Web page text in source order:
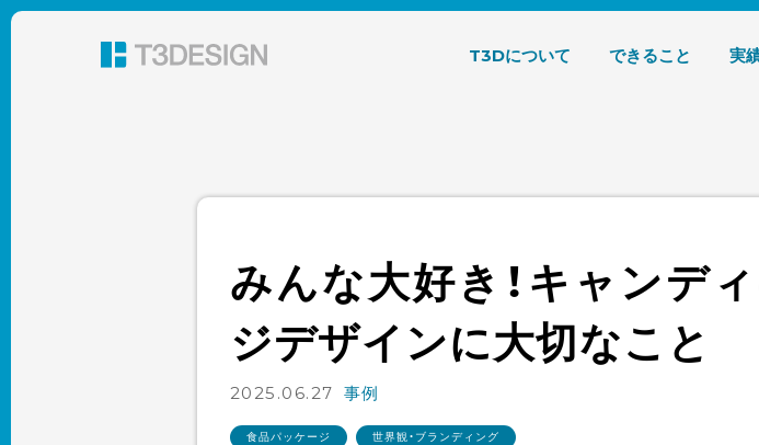
東京都渋谷のパッケージデザイン・グラフィックデザイン 株式会社T3デザイン
T3Dについて できること 実
みんな大好き！キャンデ
ジデザインに大切なこと
2025.06.27 事例
食品パッケージ 世界観・ブランディング